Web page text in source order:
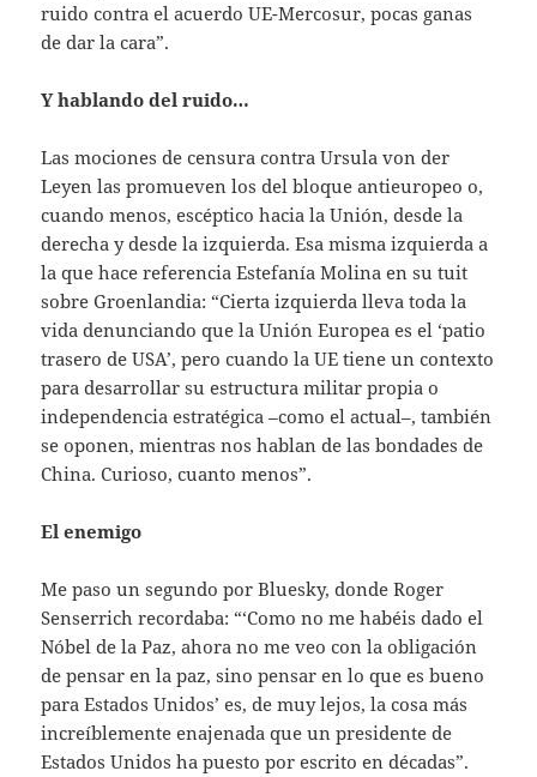
ruido contra el acuerdo UE-Mercosur, pocas ganas
de dar la cara”.
Y hablando del ruido…
Las mociones de censura contra Ursula von der
Leyen las promueven los del bloque antieuropeo o,
cuando menos, escéptico hacia la Unión, desde la
derecha y desde la izquierda. Esa misma izquierda a
la que hace referencia Estefanía Molina en su tuit
sobre Groenlandia: “Cierta izquierda lleva toda la
vida denunciando que la Unión Europea es el ‘patio
trasero de USA’, pero cuando la UE tiene un contexto
para desarrollar su estructura militar propia o
independencia estratégica –como el actual–, también
se oponen, mientras nos hablan de las bondades de
China. Curioso, cuanto menos”.
El enemigo
Me paso un segundo por Bluesky, donde Roger
Senserrich recordaba: “‘Como no me habéis dado el
Nóbel de la Paz, ahora no me veo con la obligación
de pensar en la paz, sino pensar en lo que es bueno
para Estados Unidos’ es, de muy lejos, la cosa más
increíblemente enajenada que un presidente de
Estados Unidos ha puesto por escrito en décadas”.